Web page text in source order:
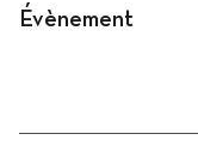
Évènement